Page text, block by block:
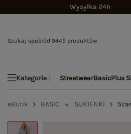
Wysyłka 24h
Kategorie StreetwearBasicPlus
eButik BASIC SUKIENKI